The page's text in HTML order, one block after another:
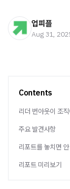
업피플
Aug 31,
Contents
리더 번아웃이 조
주요 발견사항
리포트를 놓치면
리포트 미리보기